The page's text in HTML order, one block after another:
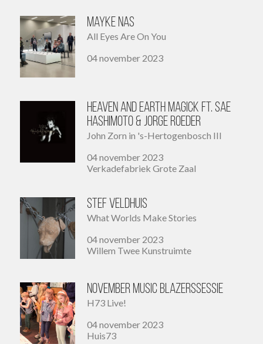
Mayke Nas
All Eyes Are On You
04 november 2023
Heaven and Earth Magick ft. Sae
Hashimoto & Jorge Roeder
John Zorn in 's-Hertogenbosch III
04 november 2023
Verkadefabriek Grote Zaal
Stef Veldhuis
What Worlds Make Stories
04 november 2023
Willem Twee Kunstruimte
November Music Blazerssessie
H73 Live!
04 november 2023
Huis73